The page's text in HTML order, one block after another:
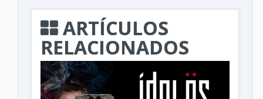
ARTÍCULOS
RELACIONADOS